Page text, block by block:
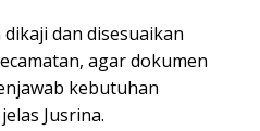
dan disesuaikan
agar dokumen
kebutuhan
Jusrina.